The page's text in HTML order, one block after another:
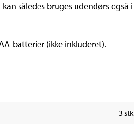
således bruges udendørs også
batterier (ikke inkluderet).
3